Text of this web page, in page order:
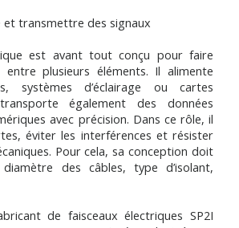
et transmettre des signaux
est avant tout conçu pour faire
plusieurs éléments. Il alimente
systèmes d’éclairage ou cartes
également des données
avec précision. Dans ce rôle, il
éviter les interférences et résister
Pour cela, sa conception doit
des câbles, type d’isolant,
de faisceaux électriques SP2I